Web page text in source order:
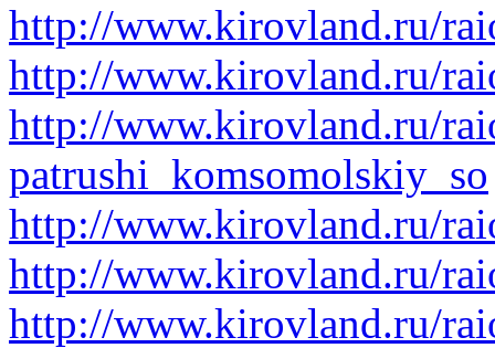
http://www.kirovland.ru/
http://www.kirovland.ru/
http://www.kirovland.ru/
patrushi_komsomolskiy_so
http://www.kirovland.ru/
http://www.kirovland.ru/
http://www.kirovland.ru/